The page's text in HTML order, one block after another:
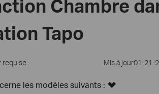
Chambre
Tapo
requise Mis à jour01-21-
les modèles suivants :